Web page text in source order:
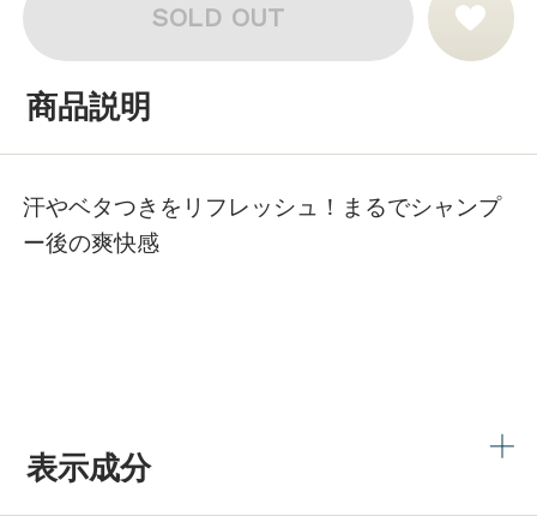
SOLD OUT
商品説明
汗やベタつきをリフレッシュ！まるでシャンプ
ー後の爽快感
表示成分